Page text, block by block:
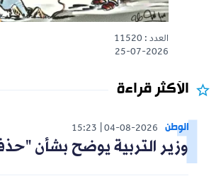
العدد : 11520
25-07-2026
الأكثر قراءة
الوطن 04-08-2026
15:23
وزير التربية يوضح بشأن